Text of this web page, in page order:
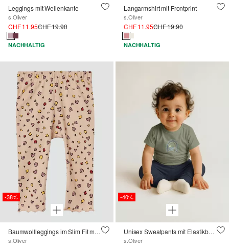
Leggings mit Wellenkante
s.Oliver
CHF 11.95CHF 19.90
NACHHALTIG
Langarmshirt mit Frontprint
s.Oliver
CHF 11.95CHF 19.90
NACHHALTIG
-38%
Baumwollleggings im Slim Fit mit All-over-Print und Rollsaum
s.Oliver
-40%
Unisex Sweatpants mit Elastikbund
s.Oliver